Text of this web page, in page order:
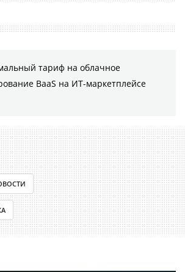
тариф на облачное
BaaS на ИТ-маркетплейсе